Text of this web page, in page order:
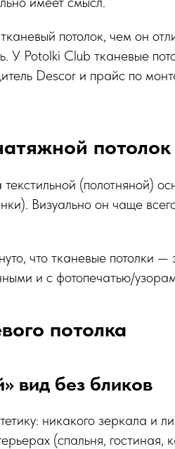
потолок, чем он
У Potolki Club тканевые
Descor и прайс по
потолок
(полотняной)
Визуально он чаще
что тканевые потолки
и с фотопечатью/
потолка
вид без бликов
никакого зеркала и
(спальня, гостиная,